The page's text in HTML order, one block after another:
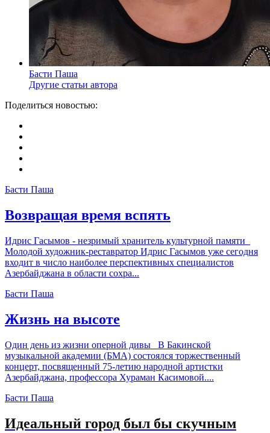
Басти Паша
Другие статьи автора
Поделиться новостью:
Басти Паша
Возвращая время вспять
Идрис Гасымов - незримый хранитель культурной памяти
Молодой художник-реставратор Идрис Гасымов уже сегодня
входит в число наиболее перспективных специалистов
Азербайджана в области сохра...
Басти Паша
Жизнь на высоте
Один день из жизни оперной дивы В Бакинской
музыкальной академии (БМА) состоялся торжественный
концерт, посвященный 75-летию народной артистки
Азербайджана, профессора Хураман Касимовой....
Басти Паша
Идеальный город был бы скучным